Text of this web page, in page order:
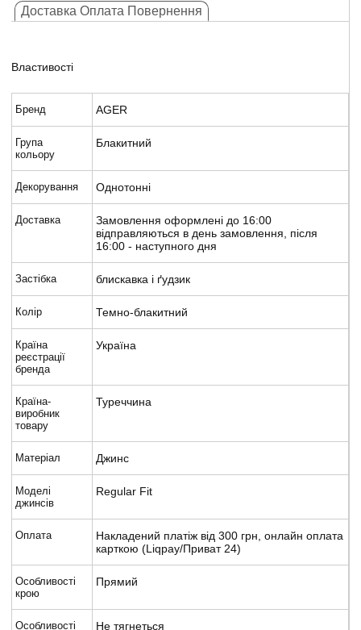
Доставка Оплата Повернення
Властивості
Бренд AGER
Група
кольору
Блакитний
Декорування Однотонні
Доставка
Замовлення оформлені до 16:00
відправляються в день замовлення, після
16:00 - наступного дня
Застібка блискавка і ґудзик
Колір Темно-блакитний
Країна
реєстрації
бренда
Україна
Країна-
виробник
товару
Туреччина
Матеріал Джинс
Моделі
джинсів
Regular Fit
Оплата
Накладений платіж від 300 грн, онлайн оплата
карткою (Liqpay/Приват 24)
Особливості
крою
Прямий
Особливості Не тягнеться